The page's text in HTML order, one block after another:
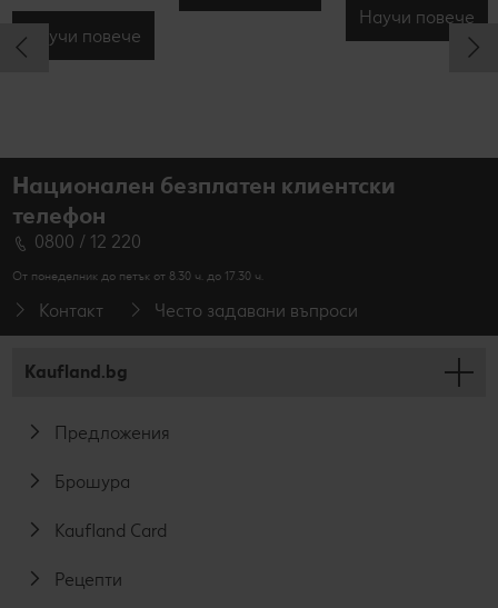
Научи повече
Научи повече
Национален безплатен клиентски
телефон
0800 / 12 220
От понеделник до петък от 8.30 ч. до 17.30 ч.
Контакт Често задавани въпроси
Kaufland.bg
Предложения
Брошура
Kaufland Card
Рецепти